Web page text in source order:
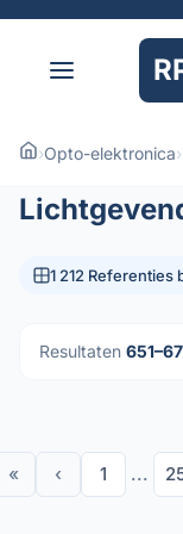
›Opto-elektronica›
1 212 Referenties
Resultaten
« ‹ 1 ...